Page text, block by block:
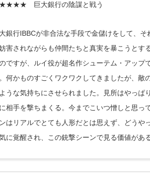
巨大銀行の陰謀と戦う
銀行IBBCが非合法な手段で金儲けをして、
害されながらも仲間たちと真実を暴こうとす
ですが、ルイ役が超名作シューテム・アップ
何かものすごくワクワクしてきましたが、
うな気持ちにさせられました。見所はやっぱ
相手を撃ちまくる。今までこいつ憎しと思
はリアルでとても人形だとは思えず、どう
に覚醒され、この銃撃シーンで見る価値があ